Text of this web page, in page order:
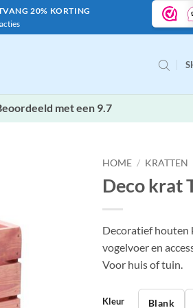
20% KORTING
met een 9.7
HOME / KRATTEN
Deco krat
Decoratief houten
vogelvoer en
Voor huis of tuin.
Kleur Blank